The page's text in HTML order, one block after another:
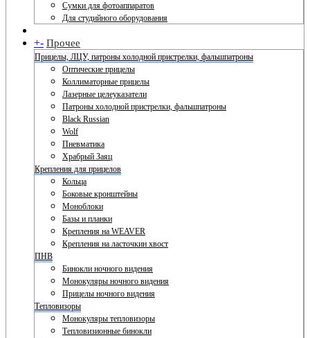
Сумки для фотоаппаратов
Для студийного оборудования
+- Прочее
Прицелы, ЛЦУ, патроны холодной пристрелки, фальшпатроны
Оптические прицелы
Коллиматорные прицелы
Лазерные целеуказатели
Патроны холодной пристрелки, фальшпатроны
Black Russian
Wolf
Пневматика
Храбрый Заяц
Крепления для прицелов
Кольца
Боковые кронштейны
Моноблоки
Базы и планки
Крепления на WEAVER
Крепления на ласточкин хвост
ПНВ
Бинокли ночного видения
Монокуляры ночного видения
Прицелы ночного видения
Тепловизоры
Монокуляры тепловизоры
Тепловизионные бинокли